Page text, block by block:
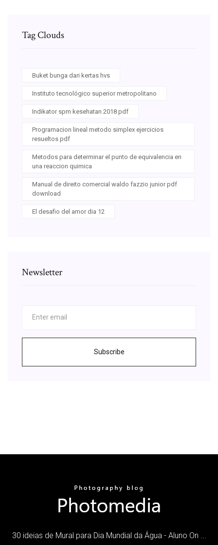
Tag Clouds
Buket bunga dari kertas hvs
Instituto tecnológico superior metropolitano
Indikator spm kesehatan 2018 pdf
Programacion lineal metodo simplex ejercicios
resueltos pdf
Metodos para determinar el punto de equivalencia en
una reaccion quimica
Manual de direito comercial waldo fazzio junior pdf
download
El desafio del amor dia 12
Newsletter
Subscribe
30 ideias de Mural para Dia Mundial da Água - Aluno On ...